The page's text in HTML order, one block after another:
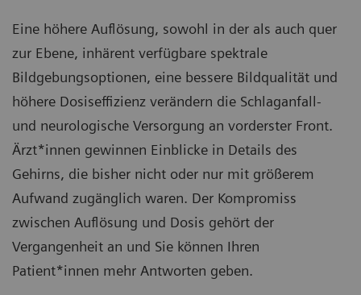
Eine höhere Auflösung, sowohl in der als auch quer
zur Ebene, inhärent verfügbare spektrale
Bildgebungsoptionen, eine bessere Bildqualität und
höhere Dosiseffizienz verändern die Schlaganfall-
und neurologische Versorgung an vorderster Front.
Ärzt*innen gewinnen Einblicke in Details des
Gehirns, die bisher nicht oder nur mit größerem
Aufwand zugänglich waren. Der Kompromiss
zwischen Auflösung und Dosis gehört der
Vergangenheit an und Sie können Ihren
Patient*innen mehr Antworten geben.